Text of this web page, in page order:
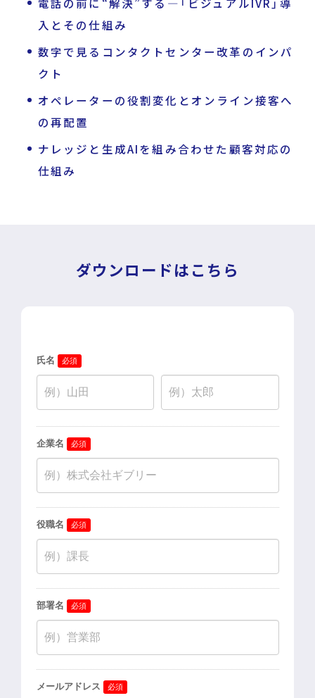
入とその仕組み
数字で見るコンタクトセンター改革のインパ
クト
オペレーターの役割変化とオンライン接客へ
の再配置
ナレッジと生成AIを組み合わせた顧客対応の
仕組み
ダウンロードはこちら